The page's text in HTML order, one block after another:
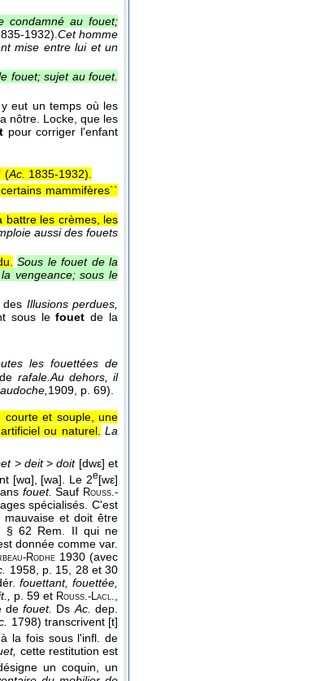
condamné au fouet;
1932). Cet homme
mise entre lui et un
fouet; sujet au fouet.
eut un temps où les
nôtre. Locke, que les
pour corriger l'enfant
(Ac. 1835-1932).
mammifères``
battre les crèmes, les
aussi des fouets
Sous le fouet de la
vengeance; sous le
des Illusions perdues,
sous lefouet de la
les fouettées de
rafale. Au dehors, il
1909 , p. 69).
courte et souple, une
ou naturel. La
> deit>doit[dwε] et
[wɑ], [wa]. Le 2e[wε]
fouet. Sauf Rouss.-
spécialisés. C'est
et doit être
§ 62 Rem. II qui ne
donnée comme var.
Rodhe 1930 (avec
1958, p. 15, 28 et 30
fouettant, fouettée,
p. 59 et Rouss.-Lacl.,
defouet. DsAc. dep.
1798) transcrivent [t]
la fois sous l'infl. de
cette restitution est
un coquin, un